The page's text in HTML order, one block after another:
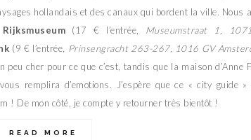
hollandais et des canaux qui bordent la ville. Nous
Rijksmuseum (17 € l’entrée, Museumstraat 1,
(9 € l’entrée, Prinsengracht 263-267, 1016 GV
cher pour ce que c’est, tandis que la maison d’Anne
remplira d’emotions. J’espère que ce « city guide »
! De mon côté, je compte y retourner très bientôt !
READ MORE